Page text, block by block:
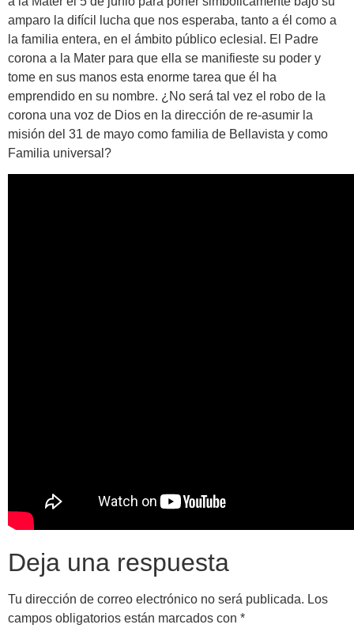
amparo la difícil lucha que nos esperaba, tanto a él como a
la familia entera, en el ámbito público eclesial. El Padre
corona a la Mater para que ella se manifieste su poder y
tome en sus manos esta enorme tarea que él ha
emprendido en su nombre. ¿No será tal vez el robo de la
corona una voz de Dios en la dirección de re-asumir la
misión del 31 de mayo como familia de Bellavista y como
Familia universal?
Deja una respuesta
Tu dirección de correo electrónico no será publicada. Los
campos obligatorios están marcados con *